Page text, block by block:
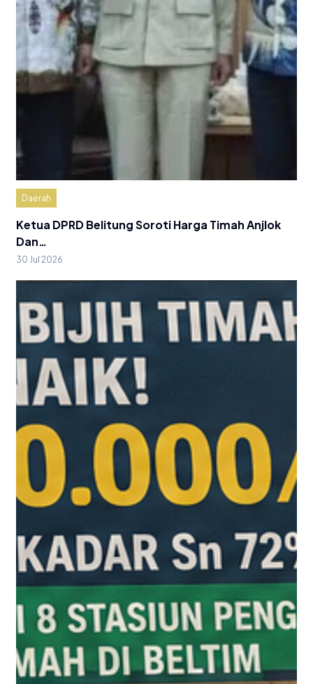
Daerah
Ketua DPRD Belitung Soroti Harga Timah Anjlok
Dan…
30 Jul 2026